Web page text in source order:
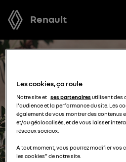
Renault
Les cookies, ça roule
Notre site et ses partenairesutilisent des
l'audience et la performance du site. Les
également de vous montrer des contenus
et/ou géolocalisés, et de vous laisser
réseaux sociaux.
A tout moment, vous pourrez modifier vos
les cookies" de notre site.